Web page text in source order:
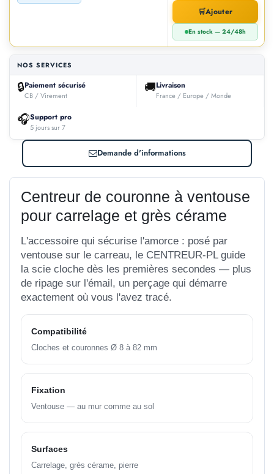
🛒Ajouter
En stock — 24/48h
NOS SERVICES
🔒Paiement sécurisé
CB / Virement 🚚Livraison
France / Europe / Monde
🎧Support pro
5 jours sur 7
Demande d'informations
Centreur de couronne à ventouse
pour carrelage et grès cérame
L'accessoire qui sécurise l'amorce : posé par
ventouse sur le carreau, le CENTREUR-PL guide
la scie cloche dès les premières secondes — plus
de ripage sur l'émail, un perçage qui démarre
exactement où vous l'avez tracé.
Compatibilité
Cloches et couronnes Ø 8 à 82 mm
Fixation
Ventouse — au mur comme au sol
Surfaces
Carrelage, grès cérame, pierre